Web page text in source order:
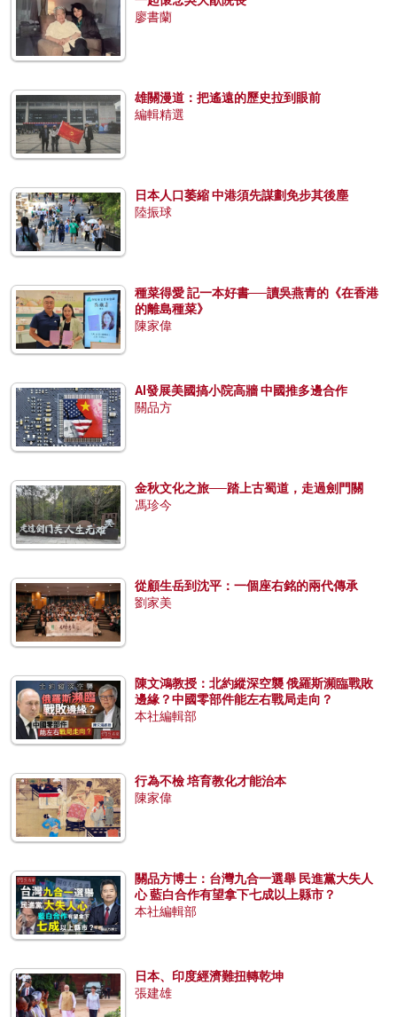
廖書蘭
雄關漫道：把遙遠的歷史拉到眼前
編輯精選
日本人口萎縮 中港須先謀劃免步其後塵
陸振球
種菜得愛 記一本好書──讀吳燕青的《在香港
的離島種菜》
陳家偉
AI發展美國搞小院高牆 中國推多邊合作
關品方
金秋文化之旅──踏上古蜀道，走過劍門關
馮珍今
從顧生岳到沈平：一個座右銘的兩代傳承
劉家美
陳文鴻教授：北約縱深空襲 俄羅斯瀕臨戰敗
邊緣？中國零部件能左右戰局走向？
本社編輯部
行為不檢 培育教化才能治本
陳家偉
關品方博士：台灣九合一選舉 民進黨大失人
心 藍白合作有望拿下七成以上縣市？
本社編輯部
日本、印度經濟難扭轉乾坤
張建雄